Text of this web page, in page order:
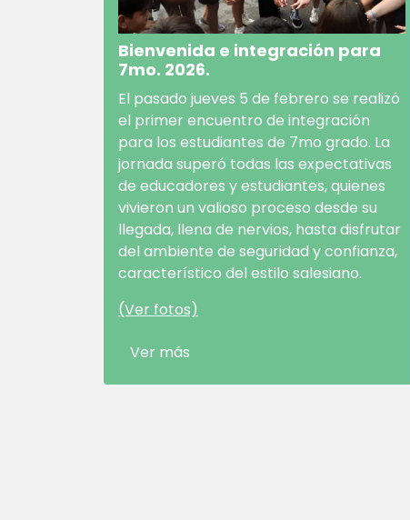
Bienvenida e integración para
7mo. 2026.
El pasado jueves 5 de febrero se realizó
el primer encuentro de integración
para los estudiantes de 7mo grado. La
jornada superó todas las expectativas
de educadores y estudiantes, quienes
vivieron un valioso proceso desde su
llegada, llena de nervios, hasta disfrutar
del ambiente de seguridad y confianza,
característico del estilo salesiano.
(Ver fotos)
Ver más